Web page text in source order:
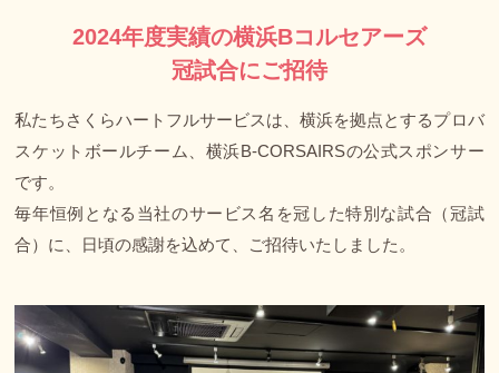
2024年度実績の横浜Bコルセアーズ
冠試合にご招待
私たちさくらハートフルサービスは、横浜を拠点とするプロバ
スケットボールチーム、横浜B-CORSAIRSの公式スポンサー
です。
毎年恒例となる当社のサービス名を冠した特別な試合（冠試
合）に、日頃の感謝を込めて、ご招待いたしました。